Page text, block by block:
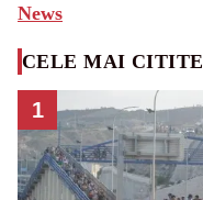
News
CELE MAI CITITE
1